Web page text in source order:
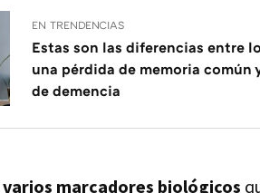
EN TRENDENCIAS
Estas son las diferencias entre
una pérdida de memoria común
de demencia
varios marcadores biológicos